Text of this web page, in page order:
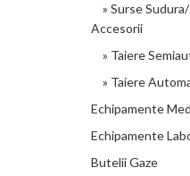
» Surse
Accesorii
» Taiere
» Taiere
Echipamente
Echipamente
Butelii Gaze